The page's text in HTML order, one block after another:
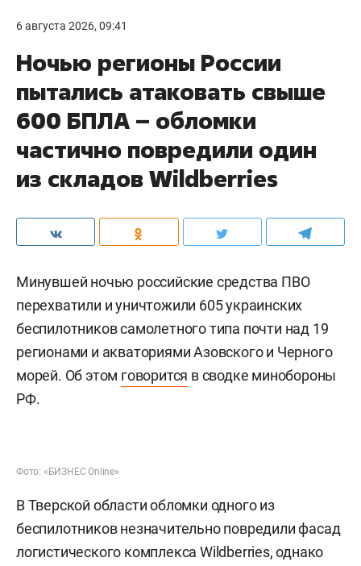
6 августа 2026, 09:41
Ночью регионы России
пытались атаковать свыше
600 БПЛА – обломки
частично повредили один
из складов Wildberries
Минувшей ночью российские средства ПВО
перехватили и уничтожили 605 украинских
беспилотников самолетного типа почти над 19
регионами и акваториями Азовского и Черного
морей. Об этом говорится в сводке минобороны
РФ.
Фото: «БИЗНЕС Online»
В Тверской области обломки одного из
беспилотников незначительно повредили фасад
логистического комплекса Wildberries, однако